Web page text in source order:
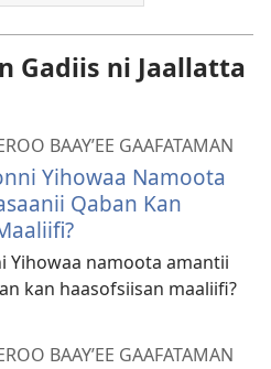
Gadiis ni Jaallatta
BAAYʼEE GAAFATAMAN
Yihowaa Namoota
Qaban Kan
Yihowaa namoota amantii
kan haasofsiisan maaliifi?
BAAYʼEE GAAFATAMAN